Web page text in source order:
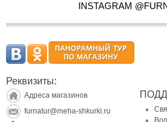
INSTAGRAM
Реквизиты:
Адреса магазинов
furnatur@meha-shkurki.ru